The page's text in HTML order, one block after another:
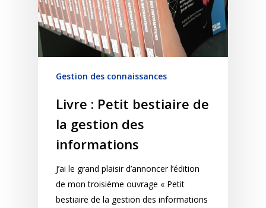
Gestion des connaissances
Livre : Petit bestiaire de
la gestion des
informations
J’ai le grand plaisir d’annoncer l’édition
de mon troisième ouvrage « Petit
bestiaire de la gestion des informations